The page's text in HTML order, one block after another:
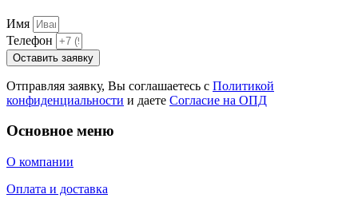
Имя
Телефон
Оставить заявку
Отправляя заявку, Вы соглашаетесь с Политикой
конфиденциальности и даете Согласие на ОПД
Основное меню
О компании
Оплата и доставка